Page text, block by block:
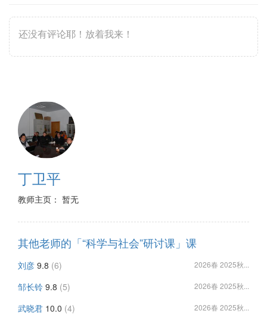
还没有评论耶！放着我来！
丁卫平
教师主页： 暂无
其他老师的「“科学与社会”研讨课」课
刘彦 9.8 (6) 2026春 2025秋...
邹长铃 9.8 (5) 2026春 2025秋...
武晓君 10.0 (4) 2026春 2025秋...